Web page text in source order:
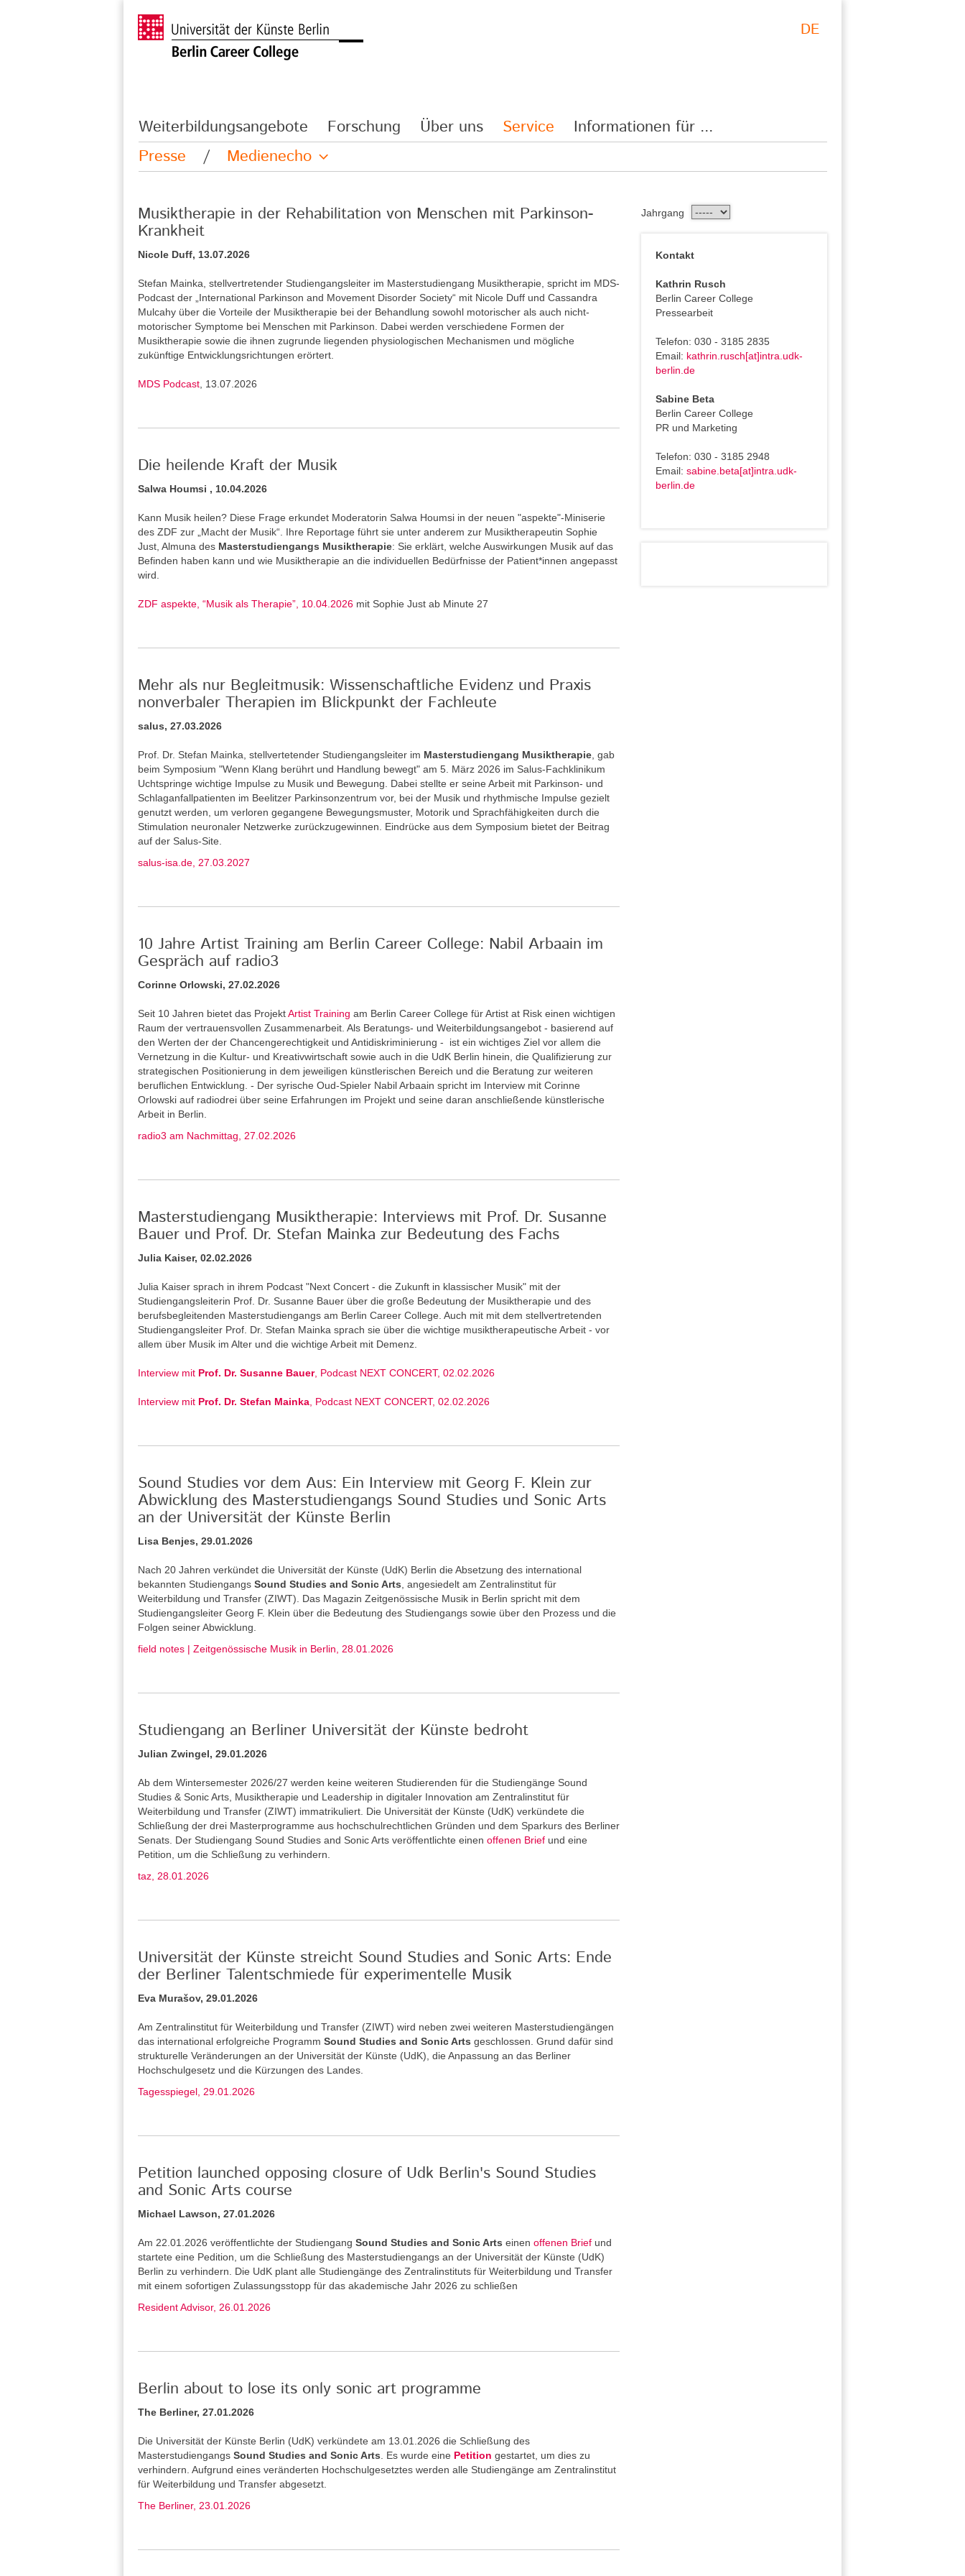
DE
Weiterbildungsangebote Forschung Über uns Service
Informationen für ...
Presse
/ Medienecho
Musiktherapie in der Rehabilitation von Menschen mit Parkinson-
Krankheit
Nicole Duff, 13.07.2026
Stefan Mainka, stellvertretender Studiengangsleiter im Masterstudiengang Musiktherapie, spricht im MDS-
Podcast der „International Parkinson and Movement Disorder Society“ mit Nicole Duff und Cassandra
Mulcahy über die Vorteile der Musiktherapie bei der Behandlung sowohl motorischer als auch nicht-
motorischer Symptome bei Menschen mit Parkinson. Dabei werden verschiedene Formen der
Musiktherapie sowie die ihnen zugrunde liegenden physiologischen Mechanismen und mögliche
zukünftige Entwicklungsrichtungen erörtert.
MDS Podcast , 13.07.2026
Die heilende Kraft der Musik
Salwa Houmsi , 10.04.2026
Kann Musik heilen? Diese Frage erkundet Moderatorin Salwa Houmsi in der neuen "aspekte"-Miniserie
des ZDF zur „Macht der Musik“. Ihre Reportage führt sie unter anderem zur Musiktherapeutin Sophie
Just, Almuna des Masterstudiengangs Musiktherapie: Sie erklärt, welche Auswirkungen Musik auf das
Befinden haben kann und wie Musiktherapie an die individuellen Bedürfnisse der Patient*innen angepasst
wird.
ZDF aspekte, “Musik als Therapie”, 10.04.2026 mit Sophie Just ab Minute 27
Mehr als nur Begleitmusik: Wissenschaftliche Evidenz und Praxis
nonverbaler Therapien im Blickpunkt der Fachleute
salus, 27.03.2026
Prof. Dr. Stefan Mainka, stellvertetender Studiengangsleiter im Masterstudiengang Musiktherapie , gab
beim Symposium "Wenn Klang berührt und Handlung bewegt" am 5. März 2026 im Salus-Fachklinikum
Uchtspringe wichtige Impulse zu Musik und Bewegung. Dabei stellte er seine Arbeit mit Parkinson- und
Schlaganfallpatienten im Beelitzer Parkinsonzentrum vor, bei der Musik und rhythmische Impulse gezielt
genutzt werden, um verloren gegangene Bewegungsmuster, Motorik und Sprachfähigkeiten durch die
Stimulation neuronaler Netzwerke zurückzugewinnen. Eindrücke aus dem Symposium bietet der Beitrag
auf der Salus-Site.
salus-isa.de, 27.03.2027
10 Jahre Artist Training am Berlin Career College: Nabil Arbaain im
Gespräch auf radio3
Corinne Orlowski, 27.02.2026
Seit 10 Jahren bietet das ProjektArtist Training am Berlin Career College für Artist at Risk einen wichtigen
Raum der vertrauensvollen Zusammenarbeit. Als Beratungs- und Weiterbildungsangebot - basierend auf
den Werten der der Chancengerechtigkeit und Antidiskriminierung - ist ein wichtiges Ziel vor allem die
Vernetzung in die Kultur- und Kreativwirtschaft sowie auch in die UdK Berlin hinein, die Qualifizierung zur
strategischen Positionierung in dem jeweiligen künstlerischen Bereich und die Beratung zur weiteren
beruflichen Entwicklung. - Der syrische Oud-Spieler Nabil Arbaain spricht im Interview mit Corinne
Orlowski auf radiodrei über seine Erfahrungen im Projekt und seine daran anschließende künstlerische
Arbeit in Berlin.
radio3 am Nachmittag, 27.02.2026
Masterstudiengang Musiktherapie: Interviews mit Prof. Dr. Susanne
Bauer und Prof. Dr. Stefan Mainka zur Bedeutung des Fachs
Julia Kaiser, 02.02.2026
Julia Kaiser sprach in ihrem Podcast "Next Concert - die Zukunft in klassischer Musik" mit der
Studiengangsleiterin Prof. Dr. Susanne Bauer über die große Bedeutung der Musiktherapie und des
berufsbegleitenden Masterstudiengangs am Berlin Career College. Auch mit mit dem stellvertretenden
Studiengangsleiter Prof. Dr. Stefan Mainka sprach sie über die wichtige musiktherapeutische Arbeit - vor
allem über Musik im Alter und die wichtige Arbeit mit Demenz.
Interview mit Prof. Dr. Susanne Bauer, Podcast NEXT CONCERT, 02.02.2026
Interview mit Prof. Dr. Stefan Mainka , Podcast NEXT CONCERT, 02.02.2026
Sound Studies vor dem Aus: Ein Interview mit Georg F. Klein zur
Abwicklung des Masterstudiengangs Sound Studies und Sonic Arts
an der Universität der Künste Berlin
Lisa Benjes, 29.01.2026
Nach 20 Jahren verkündet die Universität der Künste (UdK) Berlin die Absetzung des international
bekannten Studiengangs Sound Studies and Sonic Arts , angesiedelt am Zentralinstitut für
Weiterbildung und Transfer (ZIWT). Das Magazin Zeitgenössische Musik in Berlin spricht mit dem
Studiengangsleiter Georg F. Klein über die Bedeutung des Studiengangs sowie über den Prozess und die
Folgen seiner Abwicklung.
field notes | Zeitgenössische Musik in Berlin, 28.01.2026
Studiengang an Berliner Universität der Künste bedroht
Julian Zwingel, 29.01.2026
Ab dem Wintersemester 2026/27 werden keine weiteren Stu­dierenden für die Studiengänge Sound
Studies & Sonic Arts, Musiktherapie und Leadership in digitaler Innovation am Zentralinstitut für
Weiterbildung und Transfer (ZIWT) immatrikuliert. Die Universität der Künste (UdK) verkündete die
Schließung der drei Masterprogramme aus hochschulrechtlichen Gründen und dem Sparkurs des Berliner
Senats. Der Studiengang Sound Studies and Sonic Arts veröffentlichte einen offenen Brief und eine
Petition, um die Schließung zu verhindern.
taz, 28.01.2026
Universität der Künste streicht Sound Studies and Sonic Arts: Ende
der Berliner Talentschmiede für experimentelle Musik
Eva Murašov, 29.01.2026
Am Zentralinstitut für Weiterbildung und Transfer (ZIWT) wird neben zwei weiteren Masterstudiengängen
das international erfolgreiche Programm Sound Studies and Sonic Arts geschlossen. Grund dafür sind
strukturelle Veränderungen an der Universität der Künste (UdK), die Anpassung an das Berliner
Hochschulgesetz und die Kürzungen des Landes.
Tagesspiegel, 29.01.2026
Petition launched opposing closure of Udk Berlin's Sound Studies
and Sonic Arts course
Michael Lawson, 27.01.2026
Am 22.01.2026 veröffentlichte der Studiengang Sound Studies and Sonic Arts einen offenen Brief und
startete eine Pedition, um die Schließung des Masterstudiengangs an der Universität der Künste (UdK)
Berlin zu verhindern. Die UdK plant alle Studiengänge des Zentralinstituts für Weiterbildung und Transfer
mit einem sofortigen Zulassungsstopp für das akademische Jahr 2026 zu schließen
Resident Advisor, 26.01.2026
Berlin about to lose its only sonic art programme
The Berliner, 27.01.2026
Die Universität der Künste Berlin (UdK) verkündete am 13.01.2026 die Schließung des
Masterstudiengangs Sound Studies and Sonic Arts . Es wurde eine Petition gestartet, um dies zu
verhindern. Aufgrund eines veränderten Hochschulgesetztes werden alle Studiengänge am Zentralinstitut
für Weiterbildung und Transfer abgesetzt.
The Berliner, 23.01.2026
Jahrgang
Kontakt
Kathrin Rusch
Berlin Career College
Pressearbeit
Telefon: 030 - 3185 2835
Email: kathrin.rusch[at]intra.udk-
berlin.de
Sabine Beta
Berlin Career College
PR und Marketing
Telefon: 030 - 3185 2948
Email:sabine.beta[at]intra.udk-
berlin.de